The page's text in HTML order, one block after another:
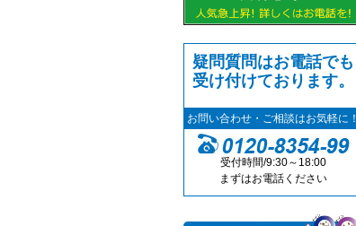
疑問質問はお電話でも
受け付けております。
お問い合わせ・ご相談はお気軽に！
受付時間/9:30～18:00
まずはお電話ください